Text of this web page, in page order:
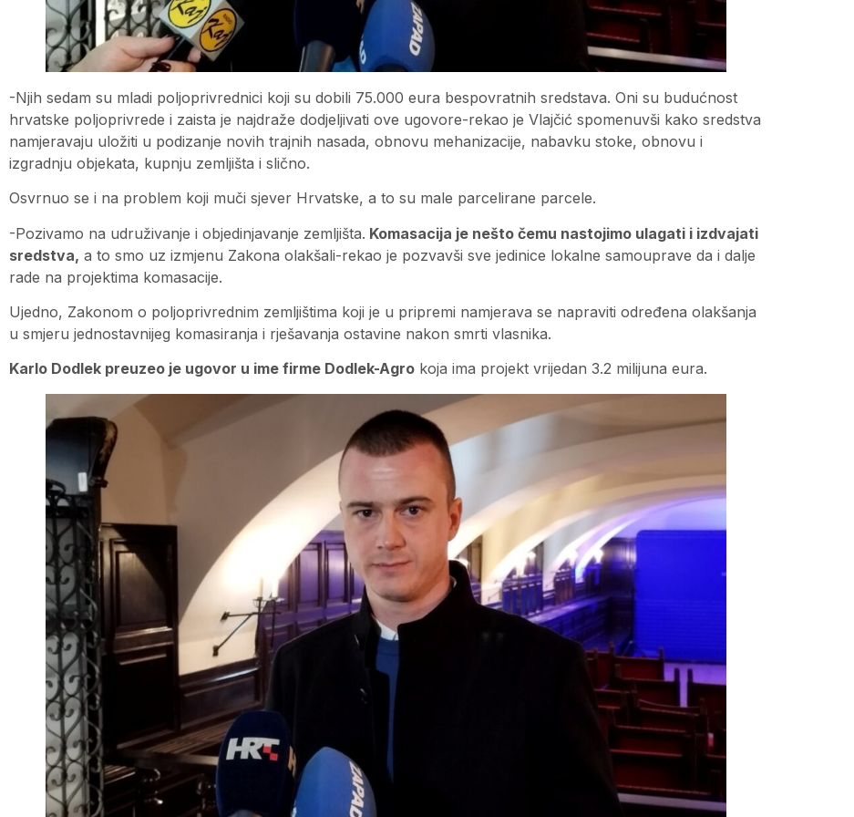
-Njih sedam su mladi poljoprivrednici koji su dobili 75.000 eura bespovratnih sredstava. Oni su budućnost
hrvatske poljoprivrede i zaista je najdraže dodjeljivati ove ugovore-rekao je Vlajčić spomenuvši kako sredstva
namjeravaju uložiti u podizanje novih trajnih nasada, obnovu mehanizacije, nabavku stoke, obnovu i
izgradnju objekata, kupnju zemljišta i slično.
Osvrnuo se i na problem koji muči sjever Hrvatske, a to su male parcelirane parcele.
-Pozivamo na udruživanje i objedinjavanje zemljišta. Komasacija je nešto čemu nastojimo ulagati i izdvajati
sredstva, a to smo uz izmjenu Zakona olakšali-rekao je pozvavši sve jedinice lokalne samouprave da i dalje
rade na projektima komasacije.
Ujedno, Zakonom o poljoprivrednim zemljištima koji je u pripremi namjerava se napraviti određena olakšanja
u smjeru jednostavnijeg komasiranja i rješavanja ostavine nakon smrti vlasnika.
Karlo Dodlek preuzeo je ugovor u ime firme Dodlek-Agro koja ima projekt vrijedan 3.2 milijuna eura.